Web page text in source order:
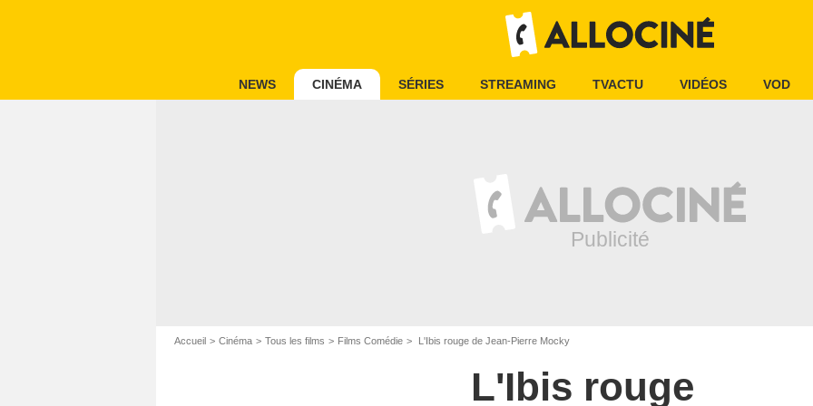
NEWS CINÉMA SÉRIES STREAMING TVACTU VIDÉOS VOD
Accueil Cinéma Tous les films Films Comédie L'Ibis rouge de Jean-Pierre Mocky
L'Ibis rouge